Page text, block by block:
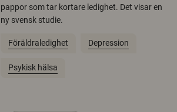
pappor som tar kortare ledighet. Det visar en
ny svensk studie.
Föräldraledighet Depression
Psykisk hälsa